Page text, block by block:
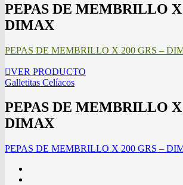
PEPAS DE MEMBRILLO X
DIMAX
PEPAS DE MEMBRILLO X 200 GRS –
VER PRODUCTO
Galletitas Celíacos
PEPAS DE MEMBRILLO X
DIMAX
PEPAS DE MEMBRILLO X 200 GRS –